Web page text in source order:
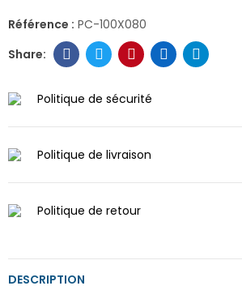
Référence : PC-100X080
Politique de sécurité
Politique de livraison
Politique de retour
DESCRIPTION